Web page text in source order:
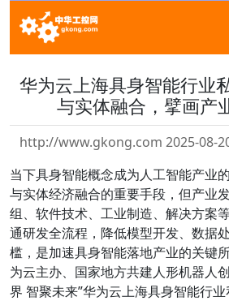
华为云上海具身智能行业
与实体融合，擘画产
http://www.gkong.com 2025-08-
当下具身智能概念成为人工智能产业
与实体经济融合的重要手段，但产业
组、软件技术、工业制造、解决方案
通研发全流程，降低模型开发、数据
槛，是加速具身智能落地产业的关键
为云主办、国家地方共建人形机器人
界 智聚未来”华为云上海具身智能行